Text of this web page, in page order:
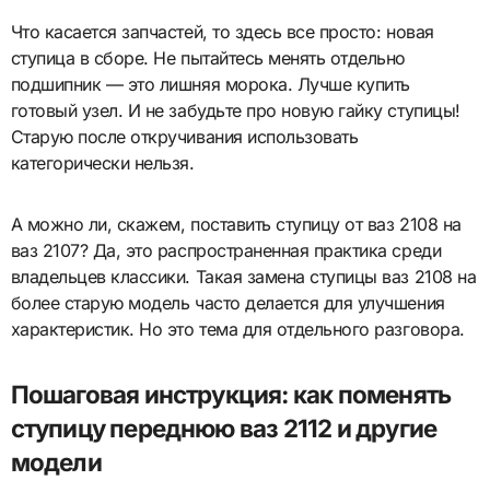
Что касается запчастей, то здесь все просто: новая
ступица в сборе. Не пытайтесь менять отдельно
подшипник — это лишняя морока. Лучше купить
готовый узел. И не забудьте про новую гайку ступицы!
Старую после откручивания использовать
категорически нельзя.
А можно ли, скажем, поставить ступицу от ваз 2108 на
ваз 2107? Да, это распространенная практика среди
владельцев классики. Такая замена ступицы ваз 2108 на
более старую модель часто делается для улучшения
характеристик. Но это тема для отдельного разговора.
Пошаговая инструкция: как поменять
ступицу переднюю ваз 2112 и другие
модели